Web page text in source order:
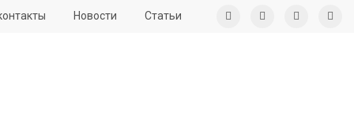
Новости Статьи